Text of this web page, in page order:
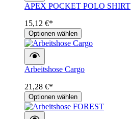
APEX POCKET POLO SHIRT
15,12 €*
Optionen wählen
Arbeitshose Cargo
21,28 €*
Optionen wählen